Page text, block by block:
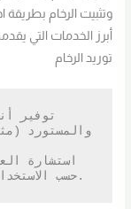
وتثبيت الرخام بطريقة
أبرز الخدمات التي
توريد الرخام
حسب الاستخدام (أرضيات، مطابخ، حمامات، سلالم…).